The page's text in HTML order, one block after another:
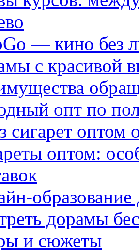
— кино без
с красивой
опт по
сигарет оптом
оптом:
дорамы
и сюжеты